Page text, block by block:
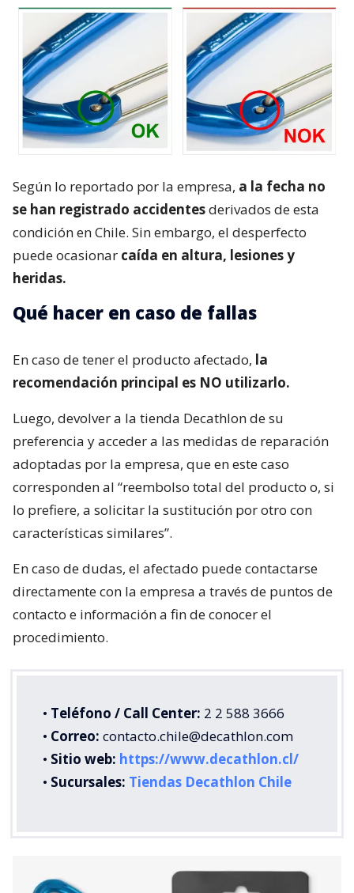
Según lo reportado por la empresa, a la fecha no
se han registrado accidentesderivados de esta
condición en Chile. Sin embargo, el desperfecto
puede ocasionar caída en altura, lesiones y
heridas.
Qué hacer en caso de fallas
En caso de tener el producto afectado, la
recomendación principal es NO utilizarlo.
Luego, devolver a la tienda Decathlon de su
preferencia y acceder a las medidas de reparación
adoptadas por la empresa, que en este caso
corresponden al “reembolso total del producto o, si
lo prefiere, a solicitar la sustitución por otro con
características similares”.
En caso de dudas, el afectado puede contactarse
directamente con la empresa a través de puntos de
contacto e información a fin de conocer el
procedimiento.
• Teléfono / Call Center: 2 2 588 3666
• Correo: contacto.chile@decathlon.com
• Sitio web: https://www.decathlon.cl/
• Sucursales: Tiendas Decathlon Chile